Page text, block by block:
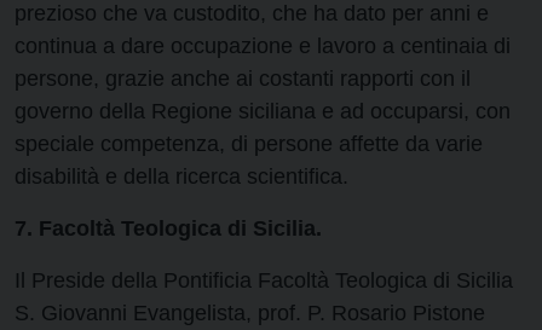
prezioso che va custodito, che ha dato per anni e
continua a dare occupazione e lavoro a centinaia di
persone, grazie anche ai costanti rapporti con il
governo della Regione siciliana e ad occuparsi, con
speciale competenza, di persone affette da varie
disabilità e della ricerca scientifica.
7. Facoltà Teologica di Sicilia.
Il Preside della Pontificia Facoltà Teologica di Sicilia
S. Giovanni Evangelista, prof. P. Rosario Pistone